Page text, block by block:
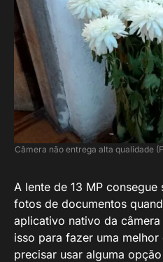
Câmera não entrega alta qualidade
A lente de 13 MP
fotos de documentos
aplicativo nativo da
isso para fazer uma
precisar usar alguma